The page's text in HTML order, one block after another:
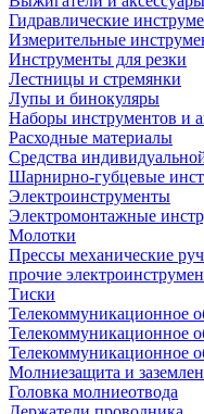
Гидравлические
Измерительные
Инструменты для резки
Лестницы и стремянки
Лупы и бинокуляры
Наборы инструментов и
Расходные материалы
Средства
Шарнирно-губцевые
Электроинструменты
Электромонтажные
Молотки
Прессы механические
прочие
Тиски
Телекоммуникационное
Телекоммуникационное
Телекоммуникационное
Молниезащита и
Головка молниеотвода